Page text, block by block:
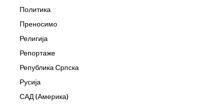
Политика
Преносимо
Религија
Репортаже
Република Српска
Русија
САД (Америка)